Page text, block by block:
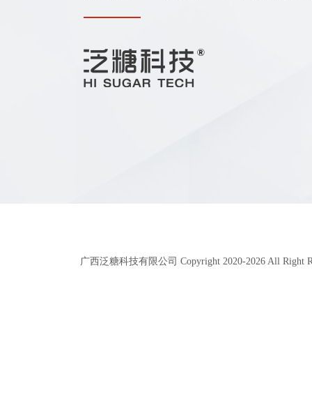
广西泛糖科技有限公司 Copyright 2020-2026 All Right